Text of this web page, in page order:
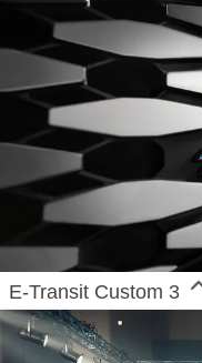
E-Transit Custom 3